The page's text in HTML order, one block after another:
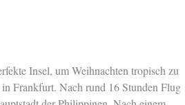
Insel, um Weihnachten tropisch zu
Frankfurt. Nach rund 16 Stunden Flug